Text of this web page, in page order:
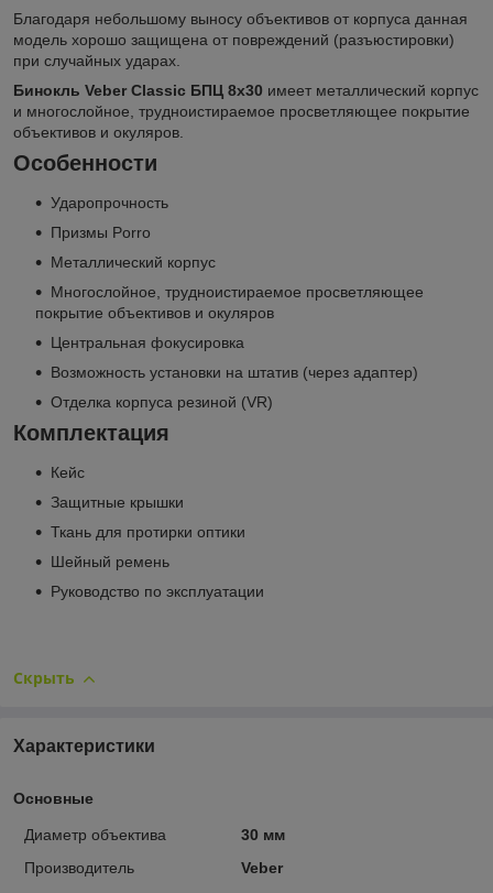
Благодаря небольшому выносу объективов от корпуса данная
модель хорошо защищена от повреждений (разъюстировки)
при случайных ударах.
Бинокль Veber Classic БПЦ 8x30 имеет металлический корпус
и многослойное, трудноистираемое просветляющее покрытие
объективов и окуляров.
Особенности
Ударопрочность
Призмы Porro
Металлический корпус
Многослойное, трудноистираемое просветляющее
покрытие объективов и окуляров
Центральная фокусировка
Возможность установки на штатив (через адаптер)
Отделка корпуса резиной (VR)
Комплектация
Кейс
Защитные крышки
Ткань для протирки оптики
Шейный ремень
Руководство по эксплуатации
Скрыть
Характеристики
Основные
Диаметр объектива
30 мм
Производитель
Veber